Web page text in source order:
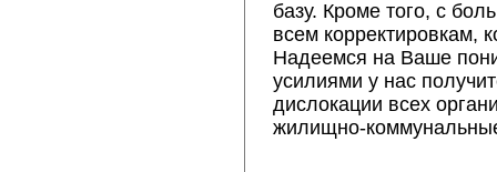
базу. Кроме того, с
всем корректировкам,
Надеемся на Ваше
усилиями у нас
дислокации всех
жилищно-